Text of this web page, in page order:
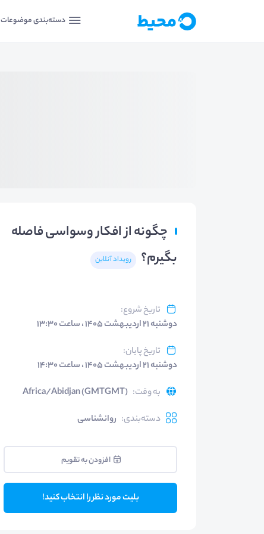
دسته‌بندی موضوعات
چگونه از افکار وسواسی فاصله
بگیرم؟
رویداد آنلاین
تاریخ شروع:
دوشنبه ۲۱ اردیبهشت ۱۴۰۵ ، ساعت ۱۳:۳۰
تاریخ پایان:
دوشنبه ۲۱ اردیبهشت ۱۴۰۵ ، ساعت ۱۴:۳۰
به وقت:
Africa/Abidjan (GMTGMT)
دسته‌بندی: روانشناسی
افزودن به تقویم
بلیت مورد نظر را انتخاب کنید!